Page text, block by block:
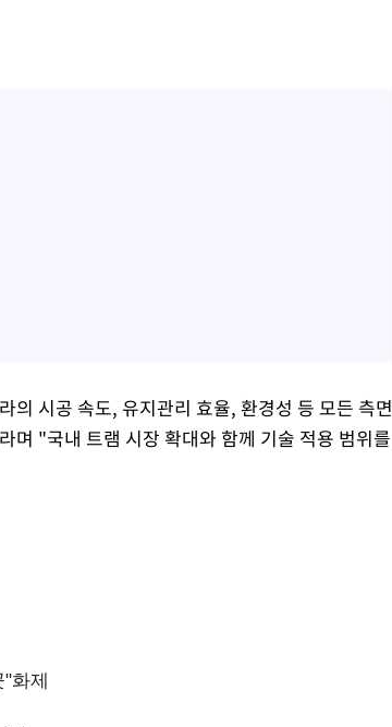
의 시공 속도, 유지관리 효율, 환경성 등 모든 측면
며 "국내 트램 시장 확대와 함께 기술 적용 범위를